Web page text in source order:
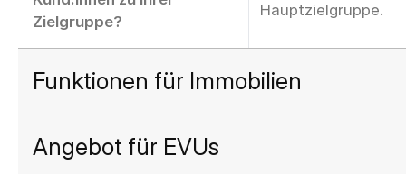
Zielgruppe?
Hauptzielgruppe.
Funktionen für Immobilien
Angebot für EVUs